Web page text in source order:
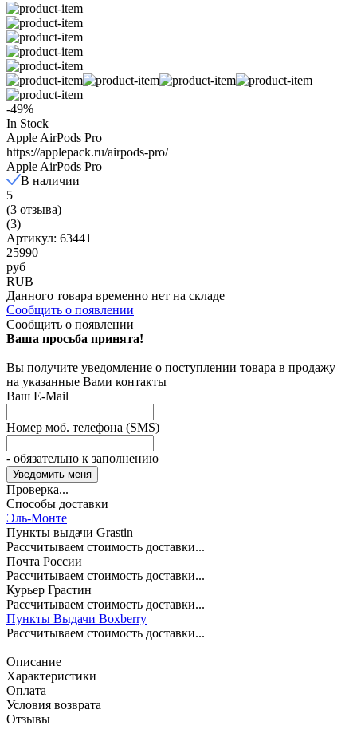
-49%
In Stock
Apple AirPods Pro
https://applepack.ru/airpods-pro/
Apple AirPods Pro
В наличии
5
(3 отзыва)
(3)
Артикул: 63441
25990
руб
RUB
Данного товара временно нет на складе
Сообщить о появлении
Сообщить о появлении
Ваша просьба принята!
Вы получите уведомление о поступлении товара в продажу
на указанные Вами контакты
Ваш E-Mail
Номер моб. телефона (SMS)
- обязательно к заполнению
Проверка...
Способы доставки
Эль-Монте
Пункты выдачи Grastin
Рассчитываем стоимость доставки...
Почта России
Рассчитываем стоимость доставки...
Курьер Грастин
Рассчитываем стоимость доставки...
Пункты Выдачи Boxberry
Рассчитываем стоимость доставки...
Описание
Характеристики
Оплата
Условия возврата
Отзывы